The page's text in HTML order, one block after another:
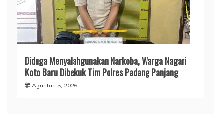
Diduga Menyalahgunakan Narkoba, Warga Nagari
Koto Baru Dibekuk Tim Polres Padang Panjang
Agustus 5, 2026